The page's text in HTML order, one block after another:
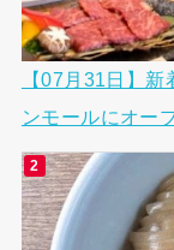
【07月31日】
ンモールにオー